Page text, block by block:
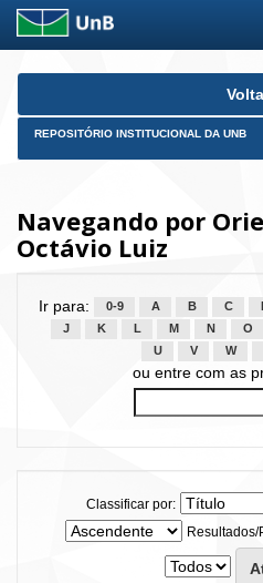
Skip
REPOSITÓRIO INSTITUCIONAL DA UNB
Navegando por
Octávio Luiz
Ir para: 0-9 A B C
J
K L M N O
U
V W
ou entre com as
Classificar por:
Resultados/